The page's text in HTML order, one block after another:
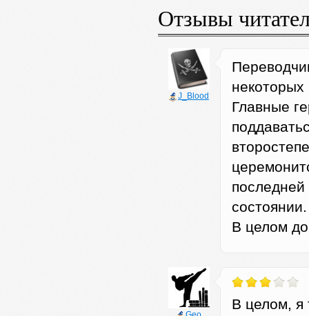
Отзывы
J_Blood
Главные
состоянии.
В целом
В целом, я